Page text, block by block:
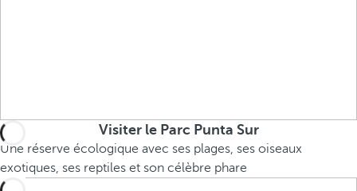
Visiter le Parc Punta Sur
Une réserve écologique avec ses plages, ses oiseaux
exotiques, ses reptiles et son célèbre phare